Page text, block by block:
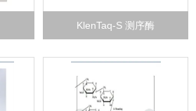
KlenTaq-S 测序酶